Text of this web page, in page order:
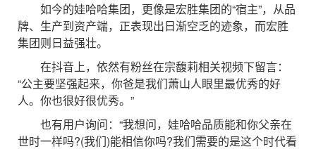
如今的娃哈哈集团，更像是宏胜集团的“宿主”，从品
牌、生产到资产端，正表现出日渐空乏的迹象，而宏胜
集团则日益强壮。
在抖音上，依然有粉丝在宗馥莉相关视频下留言：
“公主要坚强起来，你爸是我们萧山人眼里最优秀的好
人。你也很好很优秀。”
也有用户询问：“我想问，娃哈哈品质能和你父亲在
世时一样吗?(我们)能相信你吗?我们需要的是这个时代看